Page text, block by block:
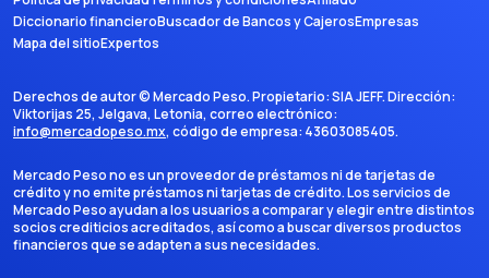
Diccionario financieroBuscador de Bancos y CajerosEmpresas
Mapa del sitioExpertos
Derechos de autor ©Mercado Peso. Propietario:SIA JEFF. Dirección:
Viktorijas 25, Jelgava, Letonia, correo electrónico:
info@mercadopeso.mx, código de empresa: 43603085405.
Mercado Peso no es un proveedor de préstamos ni de tarjetas de
crédito y no emite préstamos ni tarjetas de crédito. Los servicios de
Mercado Peso ayudan a los usuarios a comparar y elegir entre distintos
socios crediticios acreditados, así como a buscar diversos productos
financieros que se adapten a sus necesidades.